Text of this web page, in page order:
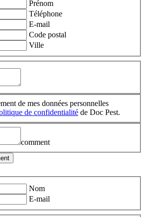
Prénom
Téléphone
E-mail
Code postal
Ville
de mes données personnelles
de confidentialité de Doc Pest.
comment
Nom
E-mail